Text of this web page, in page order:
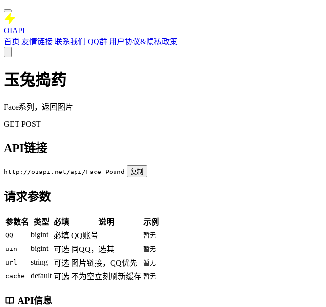
OIAPI
首页 友情链接 联系我们 QQ群 用户协议&隐私政策
玉兔捣药
Face系列，返回图片
GET POST
API链接
http://oiapi.net/api/Face_Pound 复制
请求参数
参数名 类型 必填 说明 示例
QQ bigint 必填 QQ账号
暂无
uin
bigint 可选 同QQ，选其一
暂无
url
string 可选 图片链接，QQ优先
暂无
cache
default 可选 不为空立刻刷新缓存 暂无
API信息